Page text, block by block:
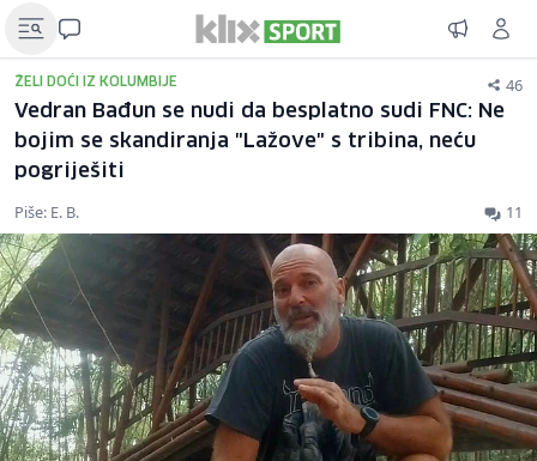
ŽELI DOĆI IZ KOLUMBIJE 46
Vedran Bađun se nudi da besplatno sudi FNC: Ne
bojim se skandiranja "Lažove" s tribina, neću
pogriješiti
Piše: E. B. 11